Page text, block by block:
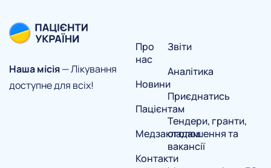
Наша місія— Лікування
доступне для всіх!
Про
нас
Новини
Пацієнтам
Медзакладам
Контакти
Звіти
Аналітика
Приєднатись
Тендери, гранти,
оголошення та
вакансії